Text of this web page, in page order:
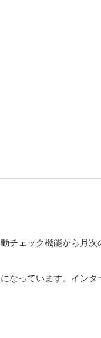
チェック機能から月次
なっています。インタ